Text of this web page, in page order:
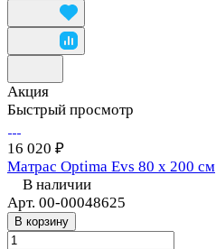
Акция
Быстрый просмотр
16 020 ₽
Матрас Optima Evs 80 х 200 см
В наличии
Арт. 00-00048625
В корзину